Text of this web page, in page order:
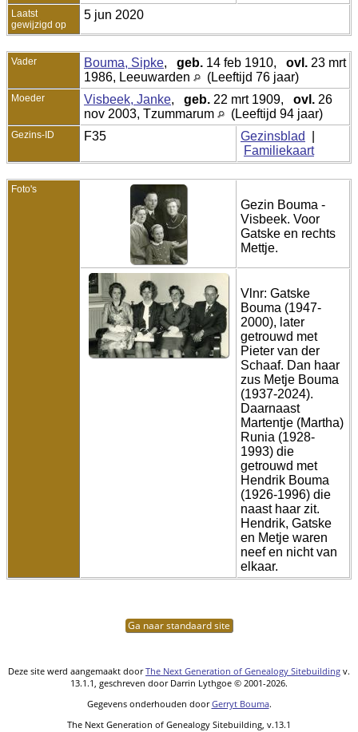
Laatst
gewijzigd op
5 jun 2020
Vader Bouma, Sipke, geb. 14 feb 1910, ovl. 23 mrt
1986, Leeuwarden
(Leeftijd 76 jaar)
Moeder Visbeek, Janke, geb. 22 mrt 1909, ovl. 26
nov 2003, Tzummarum
(Leeftijd 94 jaar)
Gezins-ID F35 Gezinsblad
Familiekaart
Foto's
Gezin Bouma -
Visbeek. Voor
Gatske en rechts
Mettje.
Vlnr: Gatske
Bouma (1947-
2000), later
getrouwd met
Pieter van der
Schaaf. Dan haar
zus Metje Bouma
(1937-2024).
Daarnaast
Martentje (Martha)
Runia (1928-
1993) die
getrouwd met
Hendrik Bouma
(1926-1996) die
naast haar zit.
Hendrik, Gatske
en Metje waren
neef en nicht van
elkaar.
Ga naar standaard site
Deze site werd aangemaakt doorThe Next Generation of Genealogy Sitebuilding v.
13.1.1, geschreven door Darrin Lythgoe © 2001-2026.
Gegevens onderhouden doorGerryt Bouma.
The Next Generation of Genealogy Sitebuilding, v.13.1